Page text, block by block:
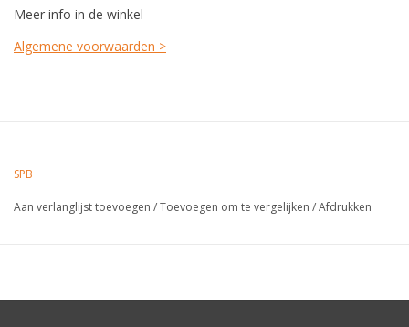
Meer info in de winkel
Algemene voorwaarden >
SPB
Aan verlanglijst toevoegen /Toevoegen om te vergelijken /Afdrukken